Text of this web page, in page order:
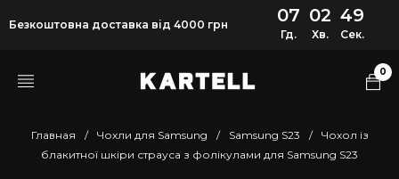
Безкоштовна доставка від 4000 грн 07
Гд.
02
Хв.
48
Сек.
0
Главная / Чохли для Samsung / Samsung S23 /
Чохол із
блакитної шкіри страуса з фолікулами для Samsung S23